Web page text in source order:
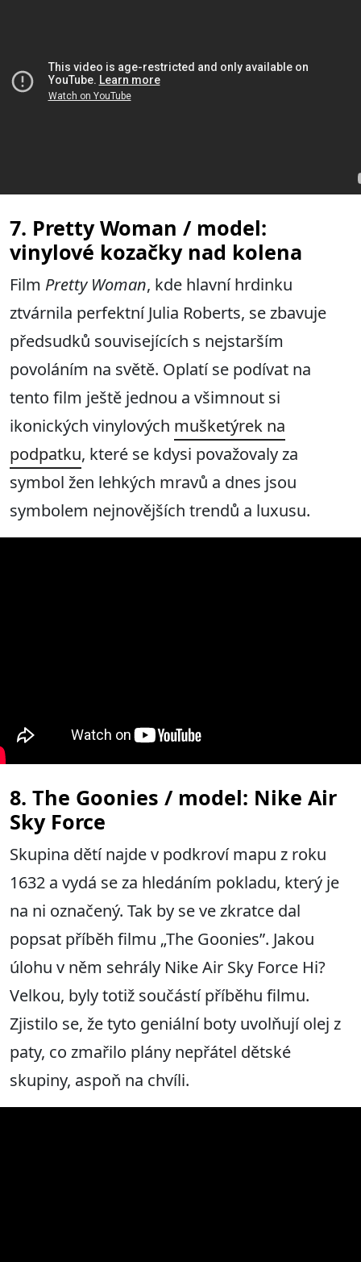
7. Pretty Woman / model:
vinylové kozačky nad kolena
Film Pretty Woman, kde hlavní hrdinku
ztvárnila perfektní Julia Roberts, se zbavuje
předsudků souvisejících s nejstarším
povoláním na světě. Oplatí se podívat na
tento film ještě jednou a všimnout si
ikonických vinylových mušketýrek na
podpatku, které se kdysi považovaly za
symbol žen lehkých mravů a dnes jsou
symbolem nejnovějších trendů a luxusu.
8. The Goonies / model: Nike Air
Sky Force
Skupina dětí najde v podkroví mapu z roku
1632 a vydá se za hledáním pokladu, který je
na ni označený. Tak by se ve zkratce dal
popsat příběh filmu „The Goonies”. Jakou
úlohu v něm sehrály Nike Air Sky Force Hi?
Velkou, byly totiž součástí příběhu filmu.
Zjistilo se, že tyto geniální boty uvolňují olej z
paty, co zmařilo plány nepřátel dětské
skupiny, aspoň na chvíli.